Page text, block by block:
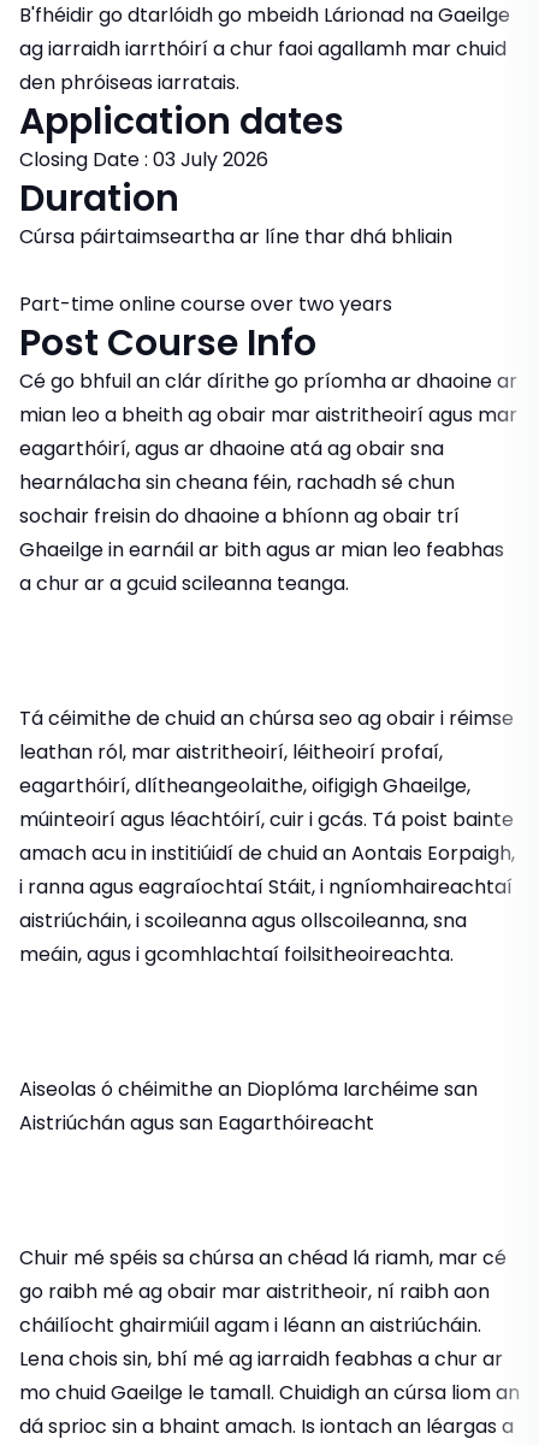
B'fhéidir go dtarlóidh go mbeidh Lárionad na Gaeilge
ag iarraidh iarrthóirí a chur faoi agallamh mar chuid
den phróiseas iarratais.
Application dates
Closing Date : 03 July 2026
Duration
Cúrsa páirtaimseartha ar líne thar dhá bhliain
Part-time online course over two years
Post Course Info
Cé go bhfuil an clár dírithe go príomha ar dhaoine ar
mian leo a bheith ag obair mar aistritheoirí agus mar
eagarthóirí, agus ar dhaoine atá ag obair sna
hearnálacha sin cheana féin, rachadh sé chun
sochair freisin do dhaoine a bhíonn ag obair trí
Ghaeilge in earnáil ar bith agus ar mian leo feabhas
a chur ar a gcuid scileanna teanga.
Tá céimithe de chuid an chúrsa seo ag obair i réimse
leathan ról, mar aistritheoirí, léitheoirí profaí,
eagarthóirí, dlítheangeolaithe, oifigigh Ghaeilge,
múinteoirí agus léachtóirí, cuir i gcás. Tá poist bainte
amach acu in institiúidí de chuid an Aontais Eorpaigh,
i ranna agus eagraíochtaí Stáit, i ngníomhaireachtaí
aistriúcháin, i scoileanna agus ollscoileanna, sna
meáin, agus i gcomhlachtaí foilsitheoireachta.
Aiseolas ó chéimithe an Dioplóma Iarchéime san
Aistriúchán agus san Eagarthóireacht
Chuir mé spéis sa chúrsa an chéad lá riamh, mar cé
go raibh mé ag obair mar aistritheoir, ní raibh aon
cháilíocht ghairmiúil agam i léann an aistriúcháin.
Lena chois sin, bhí mé ag iarraidh feabhas a chur ar
mo chuid Gaeilge le tamall. Chuidigh an cúrsa liom an
dá sprioc sin a bhaint amach. Is iontach an léargas a